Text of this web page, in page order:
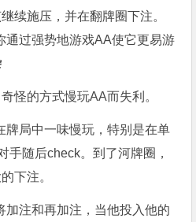
续施压，并在翻牌圈下注。
通过强势地游戏AA使它更易游
怪的方式慢玩AA而失利。
牌局中一味慢玩，特别是在单
手随后check。到了河牌圈，
下注。
加注和再加注，当他投入他的